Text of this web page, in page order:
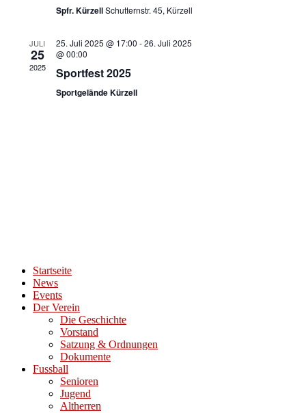
Spfr. KürzellSchutternstr. 45, Kürzell
JULI
25
2025
25. Juli 2025 @ 17:00 -26. Juli 2025
@ 00:00
Sportfest 2025
Sportgelände Kürzell
Startseite
News
Events
Der Verein
Die Geschichte
Vorstand
Satzung & Ordnungen
Dokumente
Fussball
Senioren
Jugend
Altherren